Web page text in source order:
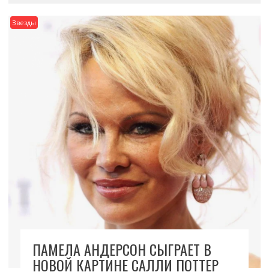
Звезды
ПАМЕЛА АНДЕРСОН СЫГРАЕТ В
НОВОЙ КАРТИНЕ САЛЛИ ПОТТЕР